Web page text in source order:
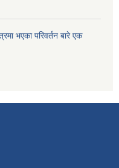
भएका परिवर्तन बारे एक